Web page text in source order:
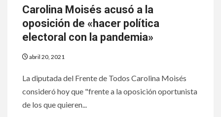
Carolina Moisés acusó a la
oposición de «hacer política
electoral con la pandemia»
abril 20, 2021
La diputada del Frente de Todos Carolina Moisés
consideró hoy que "frente a la oposición oportunista
de los que quieren...